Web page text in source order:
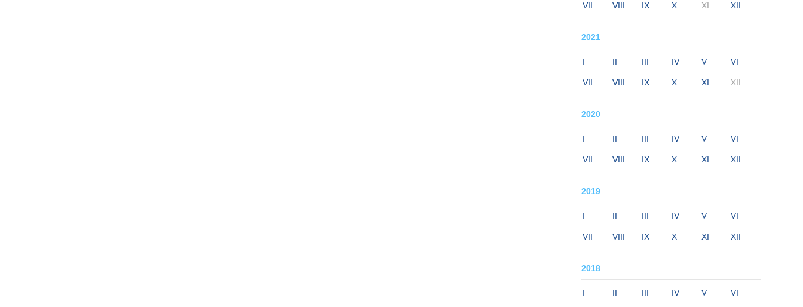
VII VIII IX X XI XII
2021
I II III IV V VI
VII VIII IX X XI XII
2020
I II III IV V VI
VII VIII IX X XI XII
2019
I II III IV V VI
VII VIII IX X XI XII
2018
I II III IV V VI